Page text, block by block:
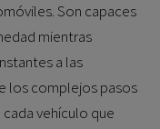
Son capaces
mientras
a las
los complejos pasos
vehículo que